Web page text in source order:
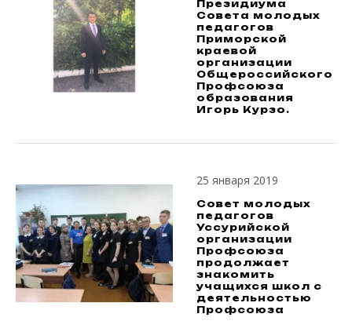
Президиума
Совета молодых
педагогов
Приморской
краевой
организации
Общероссийского
Профсоюза
образования
Игорь Курзо.
25 января 2019
Совет молодых
педагогов
Уссурийской
организации
Профсоюза
продолжает
знакомить
учащихся школ с
деятельностью
Профсоюза